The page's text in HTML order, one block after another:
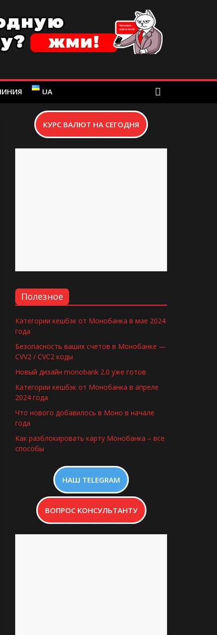
UA
КУРС ВАЛЮТ НА СЕГОДНЯ
Полезное
Категории кешбэк от Монобанка в мае 2024
года
Безопасность ваших счетов в Монобанке —
CVV2 / CVC2 коды
Новый дизайн monobank 2.0 уже готов
Категории кешбэк от Монобанка в апреле
2024 года
Что нового добавилось в Моно в начале
года
Как разблокировать карту Монобанка – все
способы
НАШ TELEGRAM
ВОПРОС КОНСУЛЬТАНТУ